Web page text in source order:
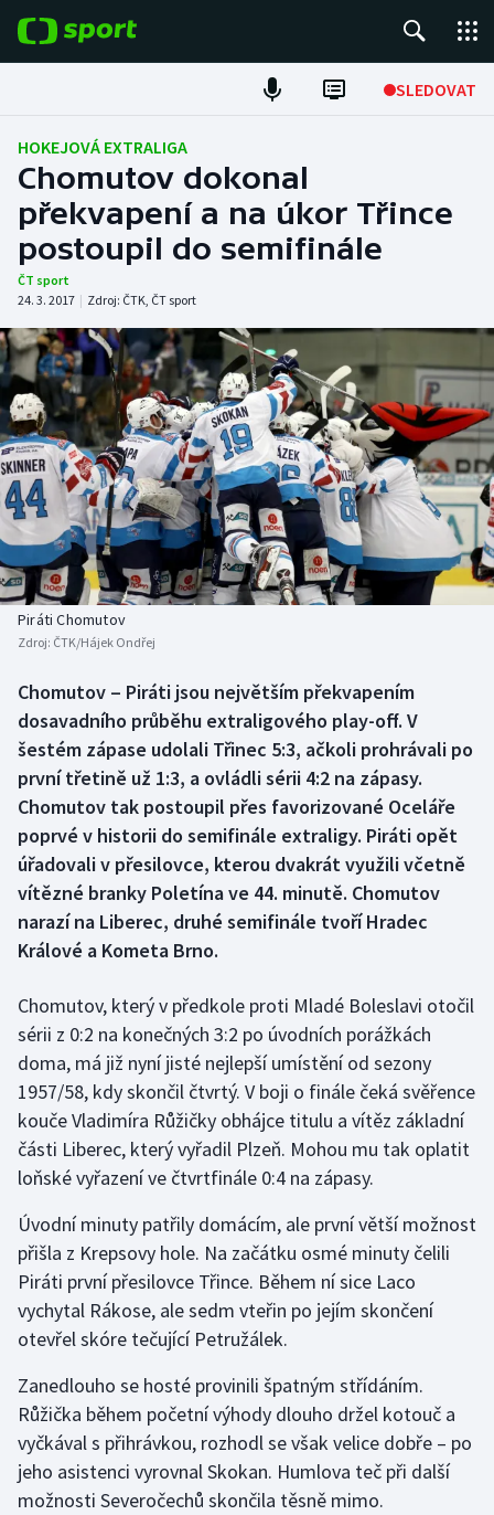
SLEDOVAT
Fotbal
Hokej
Tenis
Atletika
Cyklistika
DALŠÍ SPORTY
Americký fotbal
Baseball a softbal
Basketbal
Biatlon
Box
Curling
Dostihy
Florbal
Futsal
Gymnastika
Házená
Jezdectví
Krasobruslení
Lezení
Moderní pětiboj
Motorsport
NEPŘEHLÉDNĚTE
Soutěže
Historické návraty
Aplikace ČT sport
HOKEJOVÁ EXTRALIGA
Chomutov dokonal
překvapení a na úkor Třince
postoupil do semifinále
ČT sport
24. 3. 2017 | Zdroj: ČTK, ČT sport
Piráti Chomutov
Zdroj: ČTK/Hájek Ondřej
Chomutov ‒ Piráti jsou největším překvapením
dosavadního průběhu extraligového play-off. V
šestém zápase udolali Třinec 5:3, ačkoli prohrávali po
první třetině už 1:3, a ovládli sérii 4:2 na zápasy.
Chomutov tak postoupil přes favorizované Oceláře
poprvé v historii do semifinále extraligy. Piráti opět
úřadovali v přesilovce, kterou dvakrát využili včetně
vítězné branky Poletína ve 44. minutě. Chomutov
narazí na Liberec, druhé semifinále tvoří Hradec
Králové a Kometa Brno.
Chomutov, který v předkole proti Mladé Boleslavi otočil
sérii z 0:2 na konečných 3:2 po úvodních porážkách
doma, má již nyní jisté nejlepší umístění od sezony
1957/58, kdy skončil čtvrtý. V boji o finále čeká svěřence
kouče Vladimíra Růžičky obhájce titulu a vítěz základní
části Liberec, který vyřadil Plzeň. Mohou mu tak oplatit
loňské vyřazení ve čtvrtfinále 0:4 na zápasy.
Úvodní minuty patřily domácím, ale první větší možnost
přišla z Krepsovy hole. Na začátku osmé minuty čelili
Piráti první přesilovce Třince. Během ní sice Laco
vychytal Rákose, ale sedm vteřin po jejím skončení
otevřel skóre tečující Petružálek.
Zanedlouho se hosté provinili špatným střídáním.
Růžička během početní výhody dlouho držel kotouč a
vyčkával s přihrávkou, rozhodl se však velice dobře ‒ po
jeho asistenci vyrovnal Skokan. Humlova teč při další
možnosti Severočechů skončila těsně mimo.